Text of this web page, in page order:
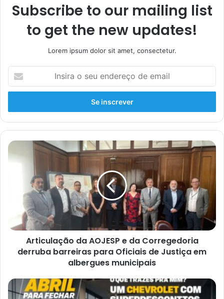
Subscribe to our mailing list
to get the new updates!
Lorem ipsum dolor sit amet, consectetur.
Articulação da AOJESP e da Corregedoria
derruba barreiras para Oficiais de Justiça em
albergues municipais